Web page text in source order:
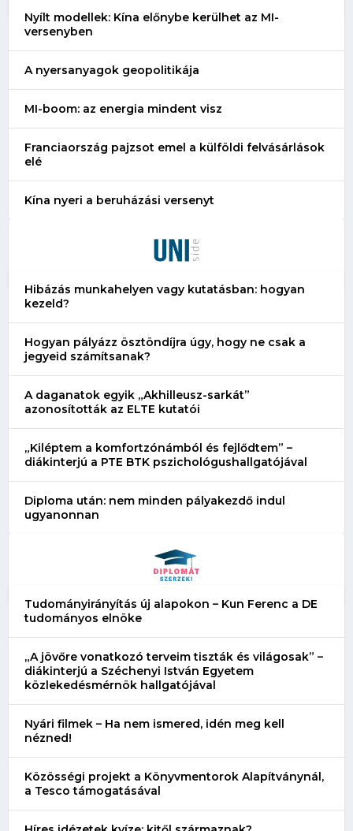
Nyílt modellek: Kína előnybe kerülhet az MI-
versenyben
A nyersanyagok geopolitikája
MI-boom: az energia mindent visz
Franciaország pajzsot emel a külföldi felvásárlások
elé
Kína nyeri a beruházási versenyt
Hibázás munkahelyen vagy kutatásban: hogyan
kezeld?
Hogyan pályázz ösztöndíjra úgy, hogy ne csak a
jegyeid számítsanak?
A daganatok egyik „Akhilleusz-sarkát”
azonosították az ELTE kutatói
„Kiléptem a komfortzónámból és fejlődtem” –
diákinterjú a PTE BTK pszichológushallgatójával
Diploma után: nem minden pályakezdő indul
ugyanonnan
Tudományirányítás új alapokon – Kun Ferenc a DE
tudományos elnöke
„A jövőre vonatkozó terveim tiszták és világosak” –
diákinterjú a Széchenyi István Egyetem
közlekedésmérnök hallgatójával
Nyári filmek – Ha nem ismered, idén meg kell
nézned!
Közösségi projekt a Könyvmentorok Alapítványnál,
a Tesco támogatásával